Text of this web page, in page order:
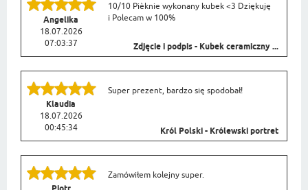
Angelika
18.07.2026
07:03:37
10/10 Pièknie wykonany kubek <3 Dziękuję
i Polecam w 100%
Zdjęcie i podpis - Kubek ceramiczny ...
Klaudia
18.07.2026
00:45:34
Super prezent, bardzo się spodobał!
Król Polski - Królewski portret
Zamówiłem kolejny super.